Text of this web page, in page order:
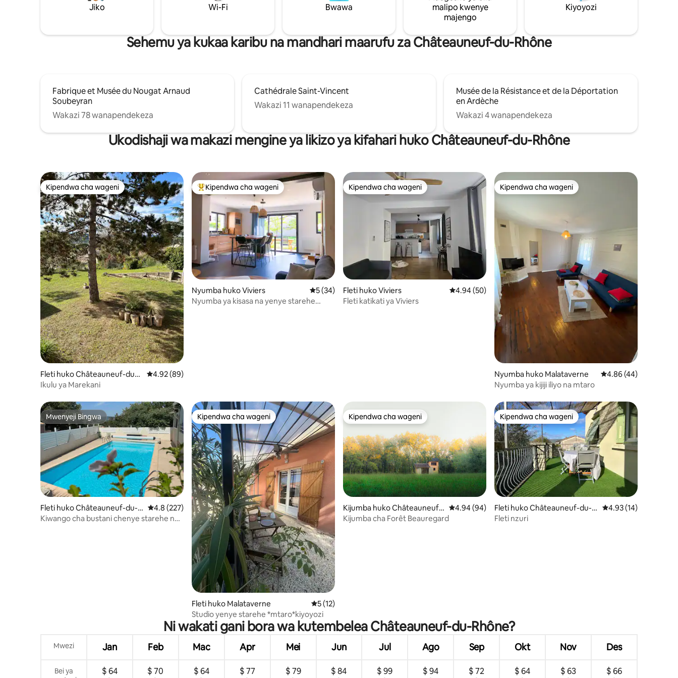
kupunguza kasi, kukutana na kufurahia
Bafu la ndani lililo na bafu na bafu.
barbeque ya weber
Jiko Wi-Fi Bwawa
malipo kwenye
majengo
Kiyoyozi
Sehemu ya kukaa karibu na mandhari maarufu za Châteauneuf-du-Rhône
Fabrique et Musée du Nougat Arnaud
Soubeyran
Wakazi 78 wanapendekeza
Cathédrale Saint-Vincent
Wakazi 11 wanapendekeza
Musée de la Résistance et de la Déportation
en Ardèche
Wakazi 4 wanapendekeza
Ukodishaji wa makazi mengine ya likizo ya kifahari huko Châteauneuf-du-Rhône
Kipendwa cha wageni
Kipendwa cha wageni
Fleti huko Châteauneuf-du-R
hône
Ukadiriaji wa wastani wa 4.92 kati ya 5, tathmini 89
4.92 (89)
Ikulu ya Marekani
Kipendwa maarufu cha wageni
Kipendwa cha wageni
Nyumba huko Viviers Ukadiriaji wa wastani wa 5 kati ya 5, tathmini 34
5 (34)
Nyumba ya kisasa na yenye starehe
Kipendwa cha wageni
Kipendwa cha wageni
Fleti huko Viviers Ukadiriaji wa wastani wa 4.94 kati ya 5, tathmini 50
4.94 (50)
Fleti katikati ya Viviers
Kipendwa cha wageni
Kipendwa cha wageni
Nyumba huko Malataverne Ukadiriaji wa wastani
4.86 (44)
Nyumba ya kijiji iliyo na mtaro
Mwenyeji Bingwa
Mwenyeji Bingwa
Fleti huko Châteauneuf-du-R
hône
Ukadiriaji wa wastani wa 4.8 kati ya 5, tathmini 227
4.8 (227)
Kiwango cha bustani chenye starehe na
Kipendwa cha wageni
Kipendwa cha wageni
Fleti huko Malataverne Ukadiriaji wa wastani wa 5 kati ya 5, tathmini 12
5 (12)
Studio yenye starehe *mtaro*kiyoyozi
Kipendwa cha wageni
Kipendwa cha wageni
Kijumba huko Châteauneuf-
du-Rhône
Ukadiriaji wa wastani wa 4.94 kati ya 5, tathmini 94
4.94 (94)
Kijumba cha Forêt Beauregard
Kipendwa cha wageni
Kipendwa cha wageni
Fleti huko Châteauneuf-du-R
hône
Ukadiriaji wa wastani
4.93 (14)
Fleti nzuri
Ni wakati gani bora wa kutembelea Châteauneuf-du-Rhône?
Mwezi Jan Feb Mac Apr Mei Jun Jul Ago Sep Okt Nov Des
Bei ya
$ 64
$ 70
$ 64
$ 77
$ 79
$ 84
$ 99
$ 94
$ 72
$ 64
$ 63
$ 66